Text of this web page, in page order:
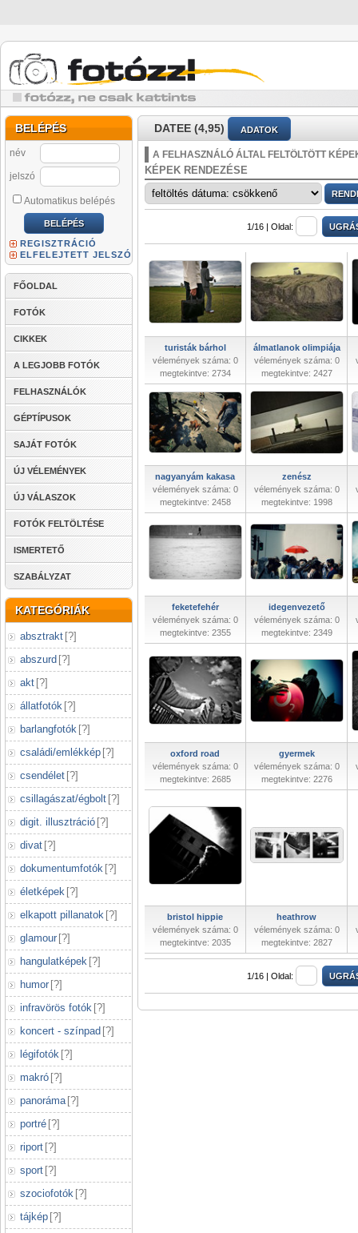
BELÉPÉS
név
jelszó
Automatikus belépés
REGISZTRÁCIÓ
ELFELEJTETT JELSZÓ
FŐOLDAL
FOTÓK
CIKKEK
A LEGJOBB FOTÓK
FELHASZNÁLÓK
GÉPTÍPUSOK
SAJÁT FOTÓK
ÚJ VÉLEMÉNYEK
ÚJ VÁLASZOK
FOTÓK FELTÖLTÉSE
ISMERTETŐ
SZABÁLYZAT
KATEGÓRIÁK
absztrakt [?]
abszurd [?]
akt [?]
állatfotók [?]
barlangfotók [?]
családi/emlékkép [?]
csendélet [?]
csillagászat/égbolt [?]
digit. illusztráció [?]
divat [?]
dokumentumfotók [?]
életképek [?]
elkapott pillanatok [?]
glamour [?]
hangulatképek [?]
humor [?]
infravörös fotók [?]
koncert - színpad [?]
légifotók [?]
makró [?]
panoráma [?]
portré [?]
riport [?]
sport [?]
szociofotók [?]
tájkép [?]
DATEE (4,95) ADATOK
A FELHASZNÁLÓ ÁLTAL FELTÖLTÖTT
KÉPEK RENDEZÉSE
1/16 | Oldal:
turisták bárhol
vélemények száma: 0
megtekintve: 2734
álmatlanok olimpiája
vélemények száma: 0
megtekintve: 2427
nagyanyám kakasa
vélemények száma: 0
megtekintve: 2458
zenész
vélemények száma: 0
megtekintve: 1998
feketefehér
vélemények száma: 0
megtekintve: 2355
idegenvezető
vélemények száma: 0
megtekintve: 2349
oxford road
vélemények száma: 0
megtekintve: 2685
gyermek
vélemények száma: 0
megtekintve: 2276
bristol hippie
vélemények száma: 0
megtekintve: 2035
heathrow
vélemények száma: 0
megtekintve: 2827
1/16 | Oldal: